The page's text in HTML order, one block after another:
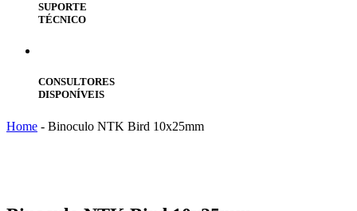
SUPORTE
TÉCNICO
CONSULTORES
DISPONÍVEIS
Home - Binoculo NTK Bird 10x25mm